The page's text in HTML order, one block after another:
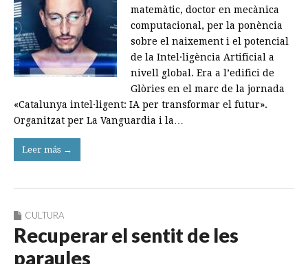
matemàtic, doctor en mecànica
computacional, per la ponència
sobre el naixement i el potencial
de la Intel·ligència Artificial a
nivell global. Era a l’edifici de
Glòries en el marc de la jornada
«Catalunya intel·ligent: IA per transformar el futur».
Organitzat per La Vanguardia i la…
Leer más →
CULTURA
Recuperar el sentit de les
paraules